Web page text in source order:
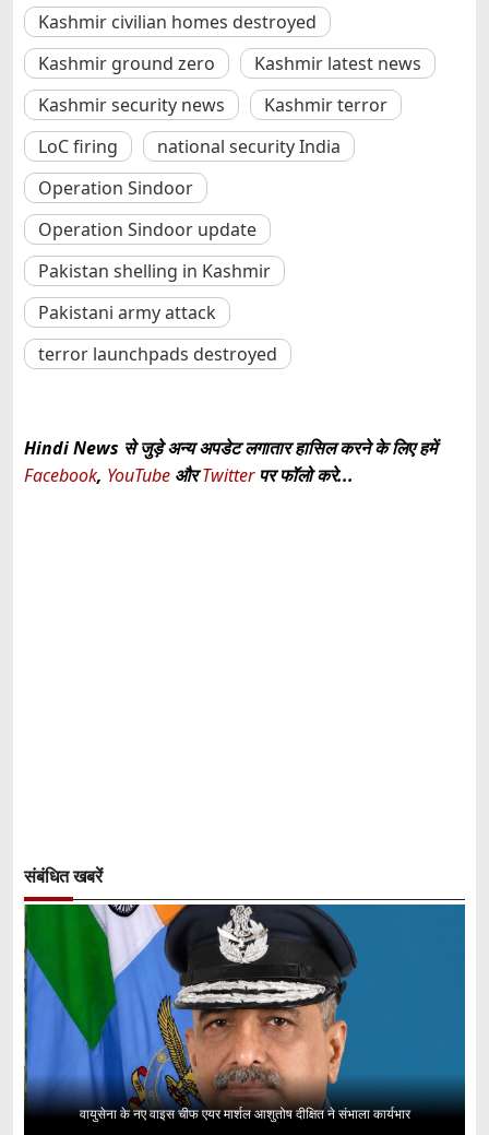
Kashmir civilian homes destroyed
Kashmir ground zero
Kashmir latest news
Kashmir security news
Kashmir terror
LoC firing
national security India
Operation Sindoor
Operation Sindoor update
Pakistan shelling in Kashmir
Pakistani army attack
terror launchpads destroyed
Hindi News से जुड़े अन्य अपडेट लगातार हासिल करने के लिए हमें
Facebook, YouTube औरTwitterपर फॉलो करे...
संबंधित खबरें
वायुसेना के नए वाइस चीफ एयर मार्शल आशुतोष दीक्षित ने संभाला कार्यभार